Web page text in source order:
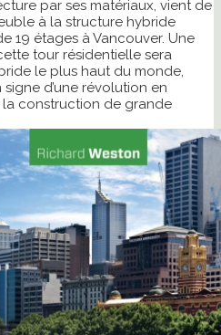
par ses matériaux, vient de
à la structure hybride
19 étages à Vancouver. Une
tour résidentielle sera
le plus haut du monde,
d’une révolution en
la construction de grande